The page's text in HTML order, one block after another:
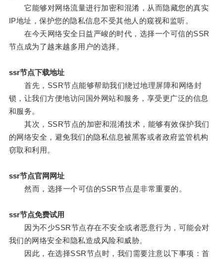
它能够对网络流量进行加密和混淆，从而隐藏您的真实
IP地址，保护您的隐私信息不受其他人的窥视和监听。
在今天网络安全日益严峻的时代，选择一个可信的SSR
节点成为了越来越多用户的选择。
ssr节点下载地址
首先，SSR节点能够帮助我们绕过地理屏障和网络封
锁，让我们方便地访问国外网站和服务，享受更广泛的信息
和服务。
其次，SSR节点的加密和混淆技术，能够有效保护我们
的网络安全，避免我们的隐私信息被黑客或者政府监管机构
窃取和利用。
ssr节点官网网址
然而，选择一个可信的SSR节点是非常重要的。
ssr节点免费试用
因为不少SSR节点存在不安全或者恶意行为，可能会对
我们的网络安全和隐私造成风险和威胁。
因此，在选择SSR节点时，我们需要注意以下事项：首